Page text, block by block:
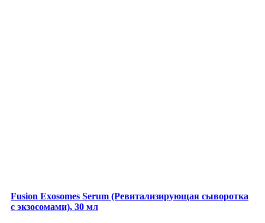
Fusion Exosomes Serum (Ревитализирующая сыворотка
с экзосомами), 30 мл